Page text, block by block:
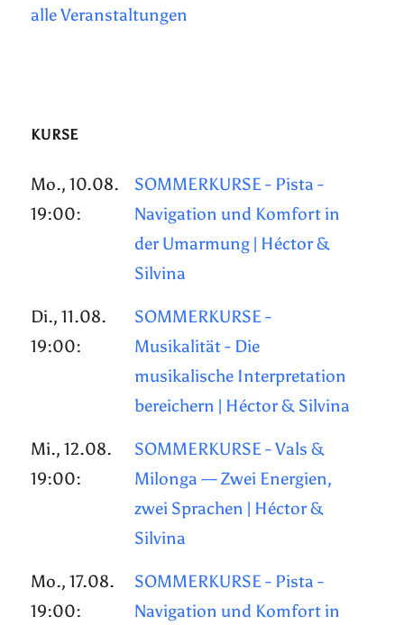
alle Veranstaltungen
KURSE
Mo., 10.08.
19:00:
SOMMERKURSE - Pista -
Navigation und Komfort in
der Umarmung | Héctor &
Silvina
Di., 11.08.
19:00:
SOMMERKURSE -
Musikalität - Die
musikalische Interpretation
bereichern | Héctor & Silvina
Mi., 12.08.
19:00:
SOMMERKURSE - Vals &
Milonga — Zwei Energien,
zwei Sprachen | Héctor &
Silvina
Mo., 17.08.
19:00:
SOMMERKURSE - Pista -
Navigation und Komfort in